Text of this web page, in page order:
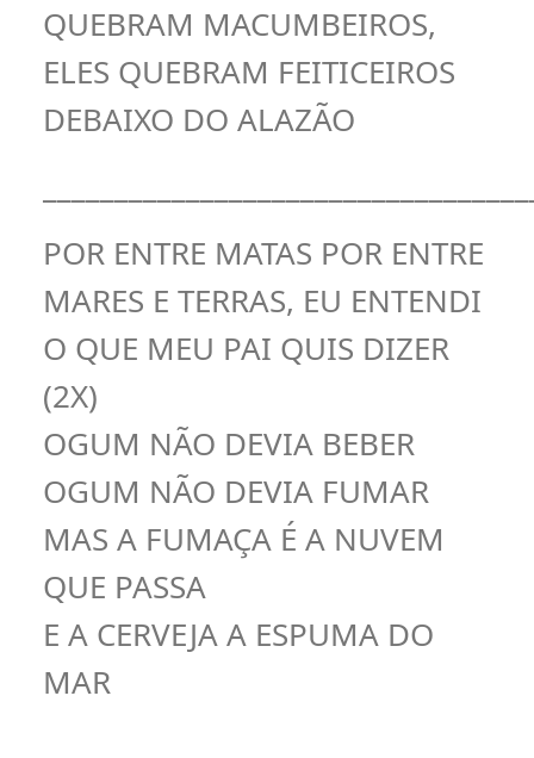
QUEBRAM MACUMBEIROS,
ELES QUEBRAM FEITICEIROS
DEBAIXO DO ALAZÃO
POR ENTRE MATAS POR ENTRE
MARES E TERRAS, EU ENTENDI
O QUE MEU PAI QUIS DIZER
(2X)
OGUM NÃO DEVIA BEBER
OGUM NÃO DEVIA FUMAR
MAS A FUMAÇA É A NUVEM
QUE PASSA
E A CERVEJA A ESPUMA DO
MAR